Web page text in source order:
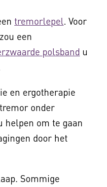
tremorlepel. Voor
een
polsband u
en ergotherapie
onder
helpen om te gaan
door het
Sommige